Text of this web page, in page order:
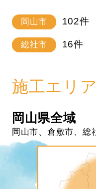
岡山市 102件
総社市 16件
施工エリア
岡山県全域
岡山市、倉敷市、総